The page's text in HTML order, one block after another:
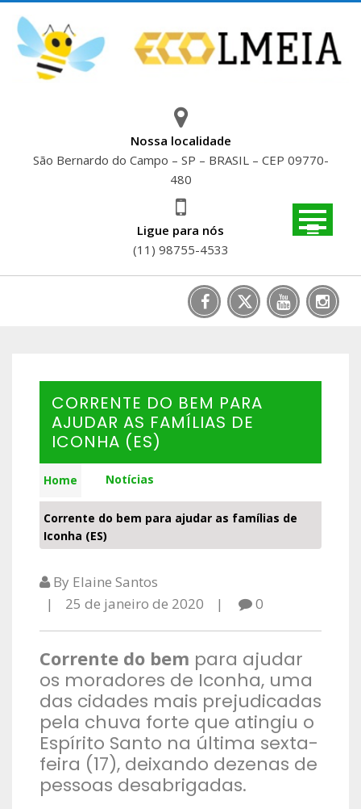
content
Nossa localidade
São Bernardo do Campo – SP – BRASIL – CEP 09770-
480
Ligue para nós
(11) 98755-4533
CORRENTE DO BEM PARA
AJUDAR AS FAMÍLIAS DE
ICONHA (ES)
Home Notícias
Corrente do bem para ajudar as famílias de
Iconha (ES)
By Elaine Santos
25 de janeiro de 2020
0
Corrente do bem para ajudar
os moradores de Iconha, uma
das cidades mais prejudicadas
pela chuva forte que atingiu o
Espírito Santo na última sexta-
feira (17), deixando dezenas de
pessoas desabrigadas.